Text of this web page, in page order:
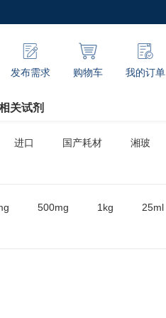
发布需求 购物车 我的订单
关试剂
进口 国产耗材 湘玻
500mg 1kg 25ml